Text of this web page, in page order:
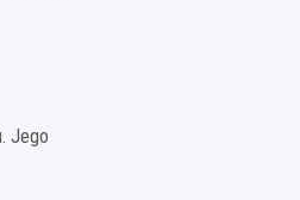
Jego